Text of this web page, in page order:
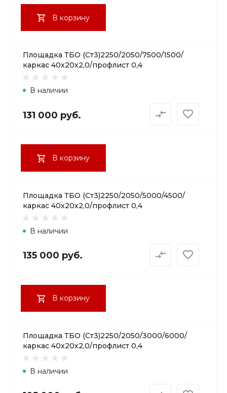
В корзину
Площадка ТБО (Ст3)2250/2050/7500/1500/
каркас 40х20х2,0/профлист 0,4
В наличии
131 000 руб.
В корзину
Площадка ТБО (Ст3)2250/2050/5000/4500/
каркас 40х20х2,0/профлист 0,4
В наличии
135 000 руб.
В корзину
Площадка ТБО (Ст3)2250/2050/3000/6000/
каркас 40х20х2,0/профлист 0,4
В наличии